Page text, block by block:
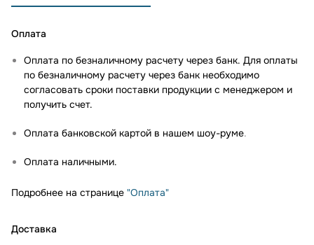
Оплата
Оплата по безналичному расчету через банк. Для оплаты
по безналичному расчету через банк необходимо
согласовать сроки поставки продукции с менеджером и
получить счет.
Оплата банковской картой в нашем шоу-руме.
Оплата наличными.
Подробнее на странице "Оплата"
Доставка